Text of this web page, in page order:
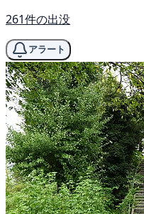
261件の出没
アラート